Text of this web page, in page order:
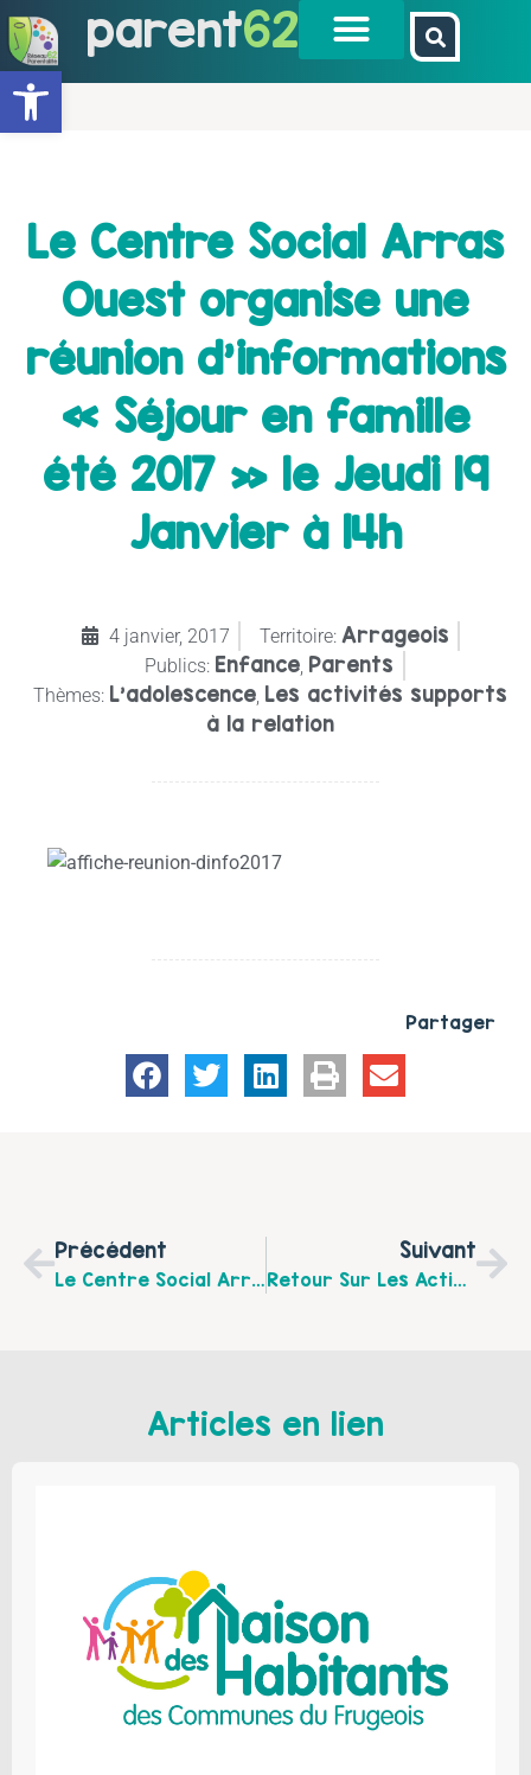
Ouvrir la barre d’outils
parent62
Le Centre Social Arras
Ouest organise une
réunion d’informations
« Séjour en famille
été 2017 » le Jeudi 19
Janvier à 14h
4 janvier, 2017 Territoire: Arrageois
Publics: Enfance Parents
Thèmes: L’adolescence Les activités supports
à la relation
Partager
Précédent
Le Centre Social Arras Sud Organise Une Sortie Famille « Disney Sur Glace 100 Ans De Rêves » Le Dimanche 5 Février 2017
Suivant
Retour Sur Les Actions De La Quinzaine De La Parentalité Sur L’Arrageois
Articles en lien